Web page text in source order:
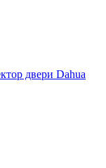
двери Dahua